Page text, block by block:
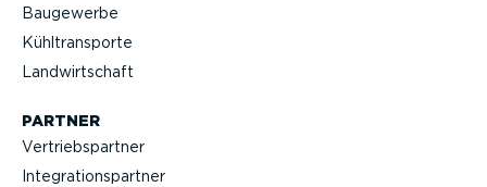
Baugewerbe
Kühltrans­porte
Landwirt­schaft
PARTNER
Vertriebs­partner
Integra­ti­ons­partner